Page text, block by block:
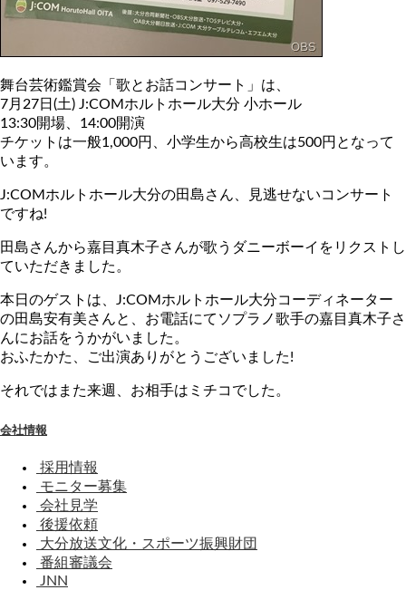
舞台芸術鑑賞会「歌とお話コンサート」は、
7月27日(土) J:COMホルトホール大分 小ホール
13:30開場、14:00開演
チケットは一般1,000円、小学生から高校生は500円となって
います。
J:COMホルトホール大分の田島さん、見逃せないコンサート
ですね!
田島さんから嘉目真木子さんが歌うダニーボーイをリクストし
ていただきました。
本日のゲストは、J:COMホルトホール大分コーディネーター
の田島安有美さんと、お電話にてソプラノ歌手の嘉目真木子さ
んにお話をうかがいました。
おふたかた、ご出演ありがとうございました!
それではまた来週、お相手はミチコでした。
会社情報
採用情報
モニター募集
会社見学
後援依頼
大分放送文化・スポーツ振興財団
番組審議会
JNN